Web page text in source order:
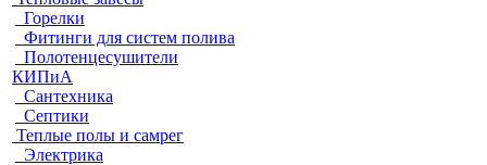
Горелки
Фитинги для систем полива
Полотенцесушители
КИПиА
Сантехника
Септики
Теплые полы и самрег
Электрика